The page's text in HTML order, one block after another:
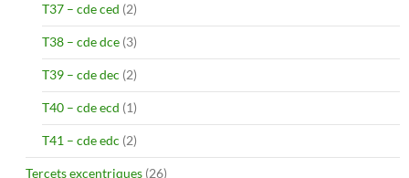
T37 – cde ced (2)
T38 – cde dce (3)
T39 – cde dec (2)
T40 – cde ecd (1)
T41 – cde edc (2)
Tercets excentriques (26)